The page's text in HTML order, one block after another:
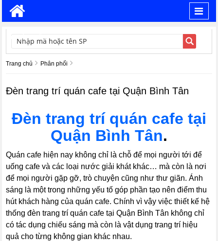
TÌM KIẾM
Trang chủ Phân phối
Đèn trang trí quán cafe tại Quận Bình Tân
Đèn trang trí quán cafe tại
Quận Bình Tân.
Quán cafe hiện nay không chỉ là chỗ để mọi người tới để
uống cafe và các loại nước giải khát khác… mà còn là nơi
để mọi người gặp gỡ, trò chuyện cũng như thư giãn. Ánh
sáng là một trong những yếu tố góp phần tạo nên điểm thu
hút khách hàng của quán cafe. Chính vì vậy việc thiết kế hệ
thống đèn trang trí quán cafe tại Quận Bình Tân không chỉ
có tác dụng chiếu sáng mà còn là vật dụng trang trí hiệu
quả cho từng không gian khác nhau.